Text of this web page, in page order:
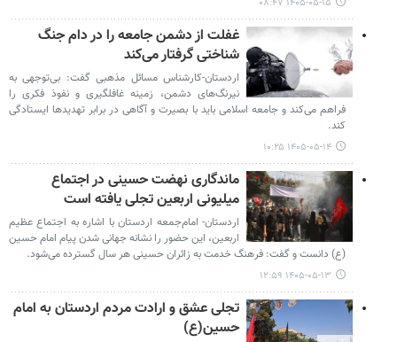
۱۴۰۵-۰۵-۱۵ ۰۸:۴۷
غفلت از دشمن جامعه را در دام جنگ
شناختی گرفتار می‌کند
اردستان-کارشناس مسائل مذهبی گفت: بی‌توجهی به
نیرنگ‌های دشمن، زمینه غافلگیری و نفوذ فکری را
فراهم می‌کند و جامعه اسلامی باید با بصیرت و آگاهی در برابر تهدیدها ایستادگی
کند.
۱۴۰۵-۰۵-۱۴ ۱۰:۲۵
ماندگاری نهضت حسینی در اجتماع
میلیونی اربعین تجلی یافته است
اردستان- امام‌جمعه اردستان با اشاره به اجتماع عظیم
اربعین، این حضور را نشانه جهانی شدن پیام امام حسین
(ع) دانست و گفت: فرهنگ خدمت به زائران حسینی هر سال گسترده می‌شود.
۱۴۰۵-۰۵-۱۳ ۱۲:۵۹
تجلی عشق و ارادت مردم اردستان به امام
حسین(ع)